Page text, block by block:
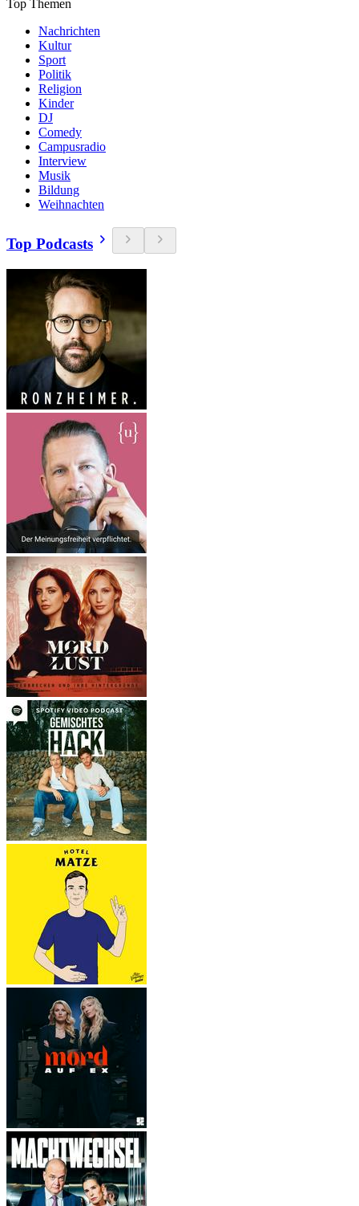
Top Themen
Nachrichten
Kultur
Sport
Politik
Religion
Kinder
DJ
Comedy
Campusradio
Interview
Musik
Bildung
Weihnachten
Top Podcasts